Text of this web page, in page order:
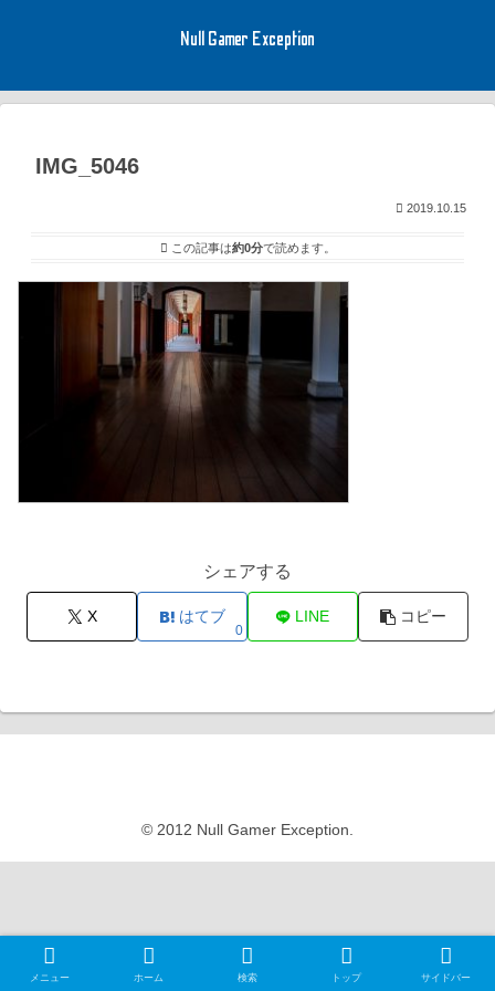
Null Gamer Exception
IMG_5046
2019.10.15
この記事は約0分で読めます。
シェアする
X はてブ
0
LINE コピー
© 2012 Null Gamer Exception.
メニュー ホーム 検索 トップ サイドバー